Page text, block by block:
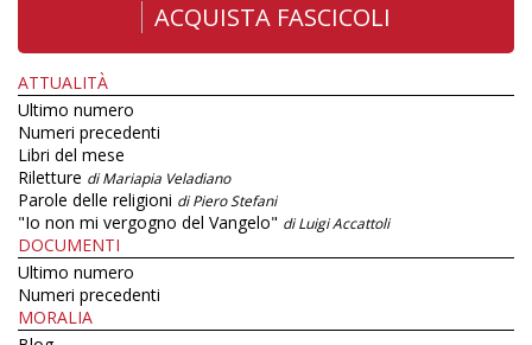
ACQUISTA FASCICOLI
ATTUALITÀ
Ultimo numero
Numeri precedenti
Libri del mese
Riletture di Mariapia Veladiano
Parole delle religioni di Piero Stefani
"Io non mi vergogno del Vangelo" di Luigi Accattoli
DOCUMENTI
Ultimo numero
Numeri precedenti
MORALIA